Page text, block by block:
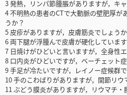
3 発熱，リンパ節腫脹がありますが，キ
4 不明熱の患者のCTで大動脈の壁肥厚が
うか？
5 皮疹がありますが，皮膚筋炎でしょう
6 両下腿が浮腫んで皮膚が硬化していま
7 日焼けがひどいと言いますが，全身性
8 口内炎がひどいですが，ベーチェット
9 手足が冷たいですが，レイノー症候群
10 手のこわばりがありますが，関節リウ
11 ぶどう膜炎がありますが，リウマチ・